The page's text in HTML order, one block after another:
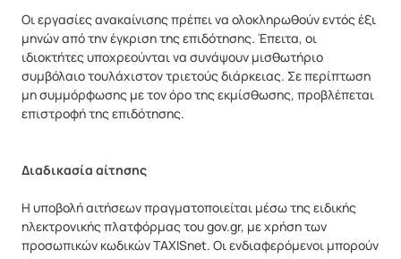
Οι εργασίες ανακαίνισης πρέπει να ολοκληρωθούν εντός έξι
μηνών από την έγκριση της επιδότησης. Έπειτα, οι
ιδιοκτήτες υποχρεούνται να συνάψουν μισθωτήριο
συμβόλαιο τουλάχιστον τριετούς διάρκειας. Σε περίπτωση
μη συμμόρφωσης με τον όρο της εκμίσθωσης, προβλέπεται
επιστροφή της επιδότησης.
Διαδικασία αίτησης
Η υποβολή αιτήσεων πραγματοποιείται μέσω της ειδικής
ηλεκτρονικής πλατφόρμας του gov.gr, με χρήση των
προσωπικών κωδικών TAXISnet. Οι ενδιαφερόμενοι μπορούν